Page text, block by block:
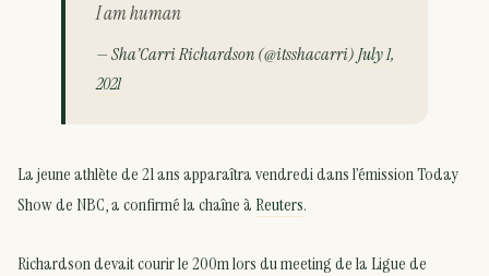
I am human
— Sha’Carri Richardson (@itsshacarri)July 1,
2021
La jeune athlète de 21 ans apparaîtra vendredi dans l’émission Today
Show de NBC, a confirmé la chaîne à Reuters.
Richardson devait courir le 200m lors du meeting de la Ligue de